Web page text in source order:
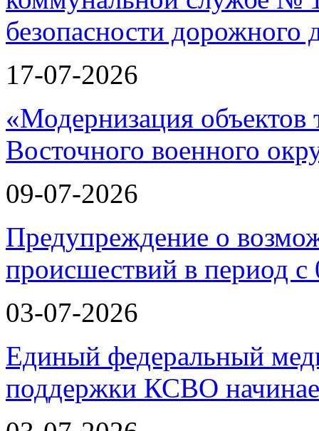
17-07-2026
«Модернизация объектов
Восточного военного
09-07-2026
Предупреждение о
происшествий в период
03-07-2026
Единый федеральный
поддержки КСВО